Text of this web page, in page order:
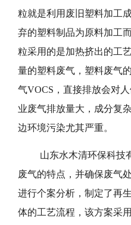
粒就是利用废旧塑料加工
弃的塑料制品为原料加工
粒采用的是加热挤出的工
量的塑料废气，塑料废气
气VOCS，直接排放会对
业废气排放量大，成分复
边环境污染尤其严重。
山东水木清环保科技
废气的特点，并确保废气
进行个案分析，制定了再
体的工艺流程，该方案采